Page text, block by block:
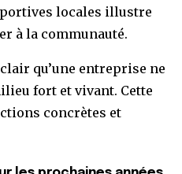
locales illustre
à la communauté.
qu’une entreprise ne
fort et vivant. Cette
concrètes et